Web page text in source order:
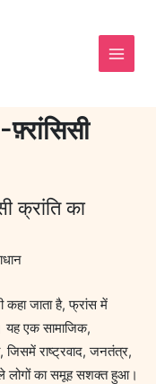
क्रांति का
कहा जाता है, फ्रांस में
यह एक सामाजिक,
जिसमें राष्ट्रवाद, जनतंत्र,
लोगों का समूह सशक्त हुआ।